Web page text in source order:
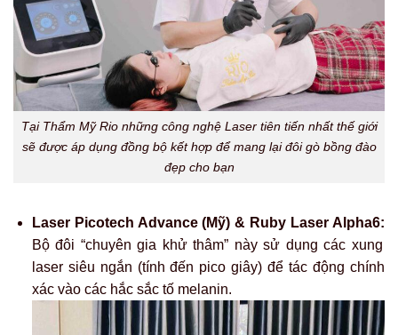
Tại Thẩm Mỹ Rio những công nghệ Laser tiên tiến nhất thế giới
sẽ được áp dụng đồng bộ kết hợp để mang lại đôi gò bồng đào
đẹp cho bạn
Laser Picotech Advance (Mỹ) & Ruby Laser Alpha6:
Bộ đôi “chuyên gia khử thâm” này sử dụng các xung
laser siêu ngắn (tính đến pico giây) để tác động chính
xác vào các hắc sắc tố melanin.